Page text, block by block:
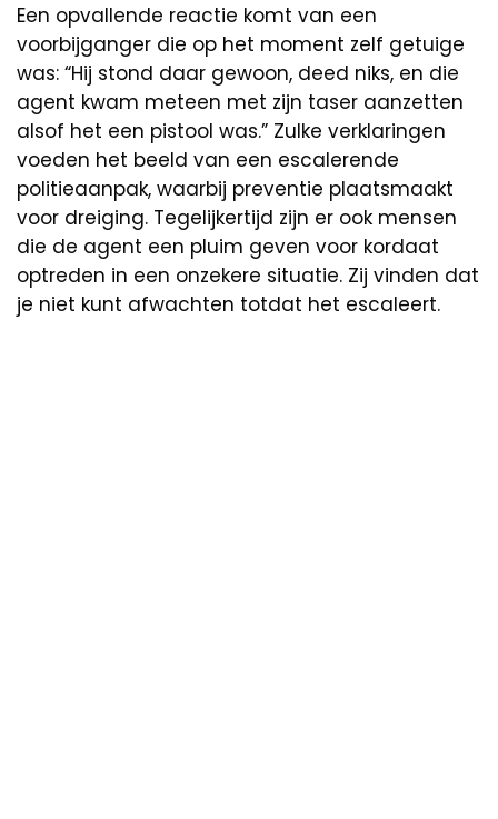
Een opvallende reactie komt van een
voorbijganger die op het moment zelf getuige
was: “Hij stond daar gewoon, deed niks, en die
agent kwam meteen met zijn taser aanzetten
alsof het een pistool was.” Zulke verklaringen
voeden het beeld van een escalerende
politieaanpak, waarbij preventie plaatsmaakt
voor dreiging. Tegelijkertijd zijn er ook mensen
die de agent een pluim geven voor kordaat
optreden in een onzekere situatie. Zij vinden dat
je niet kunt afwachten totdat het escaleert.